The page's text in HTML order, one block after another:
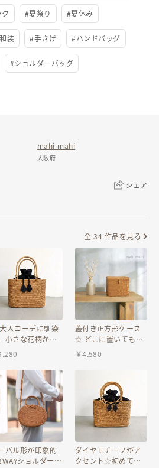
#夏祭り #夏休み
和装 #手さげ #ハンドバッグ
#ショルダーバッグ
mahi-mahi
大阪府
シェア
リンクをコピー
全 34 作品を見る
人コーデに馴染
小さな花柄かご
グ♪
蓋付き正方形ケース
☆ どこに置いても大
活躍♪小物入れ ナ
チュラルインテリ
ンドメイド バスケ
￥4,580
バル形が印象的
ショルダーか
ダイヤモチーフがア
クセント☆初めての